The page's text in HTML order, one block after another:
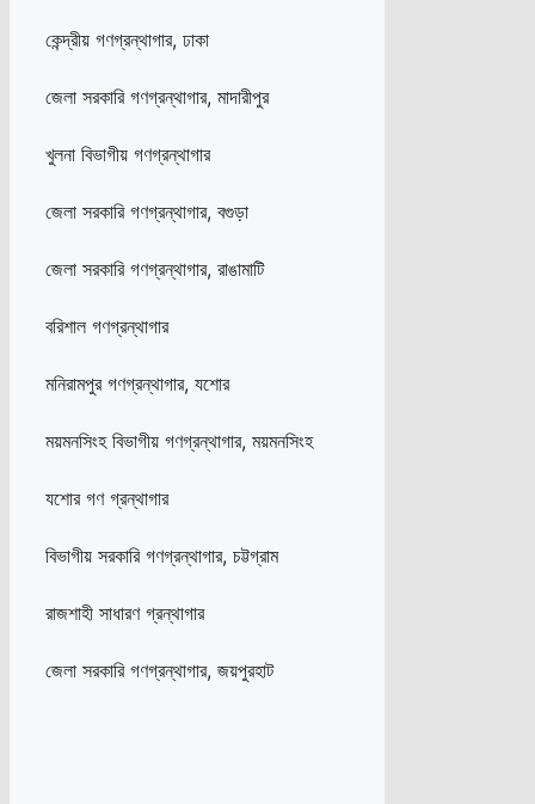
কেন্দ্রীয় গণগ্রন্থাগার, ঢাকা
জেলা সরকারি গণগ্রন্থাগার, মাদারীপুর
খুলনা বিভাগীয় গণগ্রন্থাগার
জেলা সরকারি গণগ্রন্থাগার, বগুড়া
জেলা সরকারি গণগ্রন্থাগার, রাঙামাটি
বরিশাল গণগ্রন্থাগার
মনিরামপুর গণগ্রন্থাগার, যশোর
ময়মনসিংহ বিভাগীয় গণগ্রন্থাগার, ময়মনসিংহ
যশোর গণ গ্রন্থাগার
বিভাগীয় সরকারি গণগ্রন্থাগার, চট্টগ্রাম
রাজশাহী সাধারণ গ্রন্থাগার
জেলা সরকারি গণগ্রন্থাগার, জয়পুরহাট